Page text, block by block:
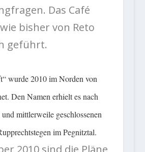
Das Café
bisher von Reto
geführt.
wurde 2010 im Norden von
Den Namen erhielt es nach
mittlerweile geschlossenen
im Pegnitztal.
2010 sind die Pläne